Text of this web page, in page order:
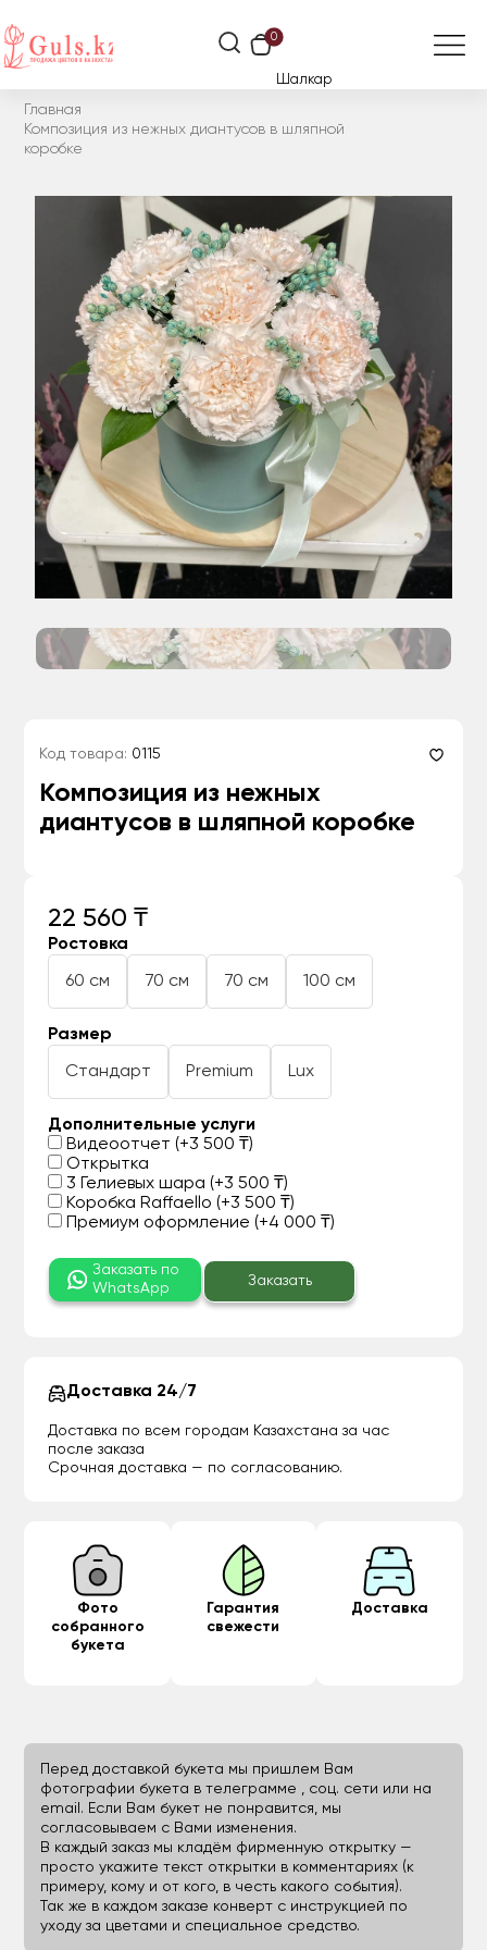
0
Шалкар
Главная
Композиция из нежных диантусов в шляпной
коробке
Код товара: 0115
Композиция из нежных
диантусов в шляпной коробке
22 560 ₸
Ростовка
60 см 70 см 70 см 100 см
Размер
Стандарт Premium Lux
Дополнительные услуги
Видеоотчет (+3 500 ₸)
Открытка
3 Гелиевых шара (+3 500 ₸)
Коробка Raffaello (+3 500 ₸)
Премиум оформление (+4 000 ₸)
Заказать по
WhatsApp
Заказать
Доставка 24/7
Доставка по всем городам Казахстана за час
после заказа
Срочная доставка — по согласованию.
Фото
собранного
букета
Гарантия
свежести
Доставка
Перед доставкой букета мы пришлем Вам
фотографии букета в телеграмме , соц. сети или на
email. Если Вам букет не понравится, мы
согласовываем с Вами изменения.
В каждый заказ мы кладём фирменную открытку —
просто укажите текст открытки в комментариях (к
примеру, кому и от кого, в честь какого события).
Так же в каждом заказе конверт с инструкцией по
уходу за цветами и специальное средство.